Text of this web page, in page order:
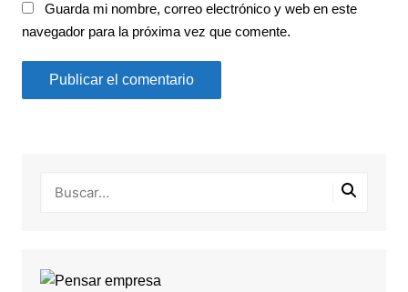
Guarda mi nombre, correo electrónico y web en este
navegador para la próxima vez que comente.